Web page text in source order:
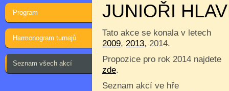
Program
Harmonogram turnajů
Seznam všech akcí
JUNIOŘI
Tato akce se konala v letech
2009, 2013, 2014.
Propozice pro rok 2014 najdete
zde.
Seznam akcí ve hře